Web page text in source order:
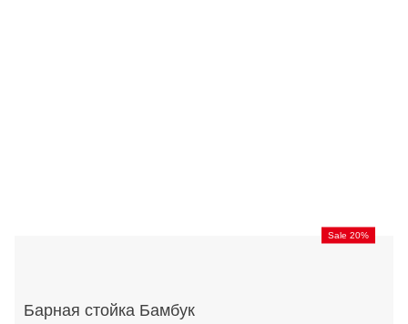
Sale 20%
Барная стойка Бамбук